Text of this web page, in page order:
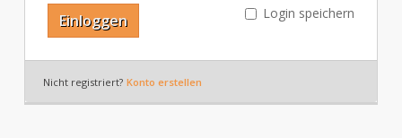
Einloggen Login speichern
Nicht registriert? Konto erstellen